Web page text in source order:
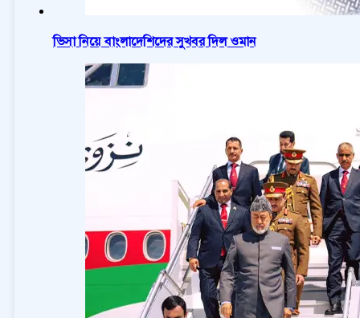
ভিসা নিয়ে বাংলাদেশিদের সুখবর দিল ওমান